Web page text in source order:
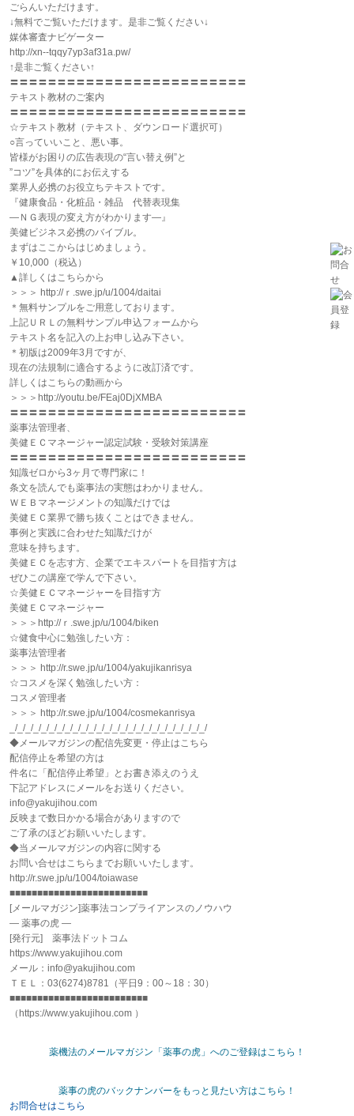
ごらんいただけます。
↓無料でご覧いただけます。是非ご覧ください↓
媒体審査ナビゲーター
http://xn--tqqy7yp3af31a.pw/
↑是非ご覧ください↑
〓〓〓〓〓〓〓〓〓〓〓〓〓〓〓〓〓〓〓〓〓〓〓〓〓
テキスト教材のご案内
〓〓〓〓〓〓〓〓〓〓〓〓〓〓〓〓〓〓〓〓〓〓〓〓〓
☆テキスト教材（テキスト、ダウンロード選択可）
○言っていいこと、悪い事。
皆様がお困りの広告表現の“言い替え例”と
”コツ”を具体的にお伝えする
業界人必携のお役立ちテキストです。
『健康食品・化粧品・雑品 代替表現集
―ＮＧ表現の変え方がわかります―』
美健ビジネス必携のバイブル。
まずはここからはじめましょう。
￥10,000（税込）
▲詳しくはこちらから
＞＞＞ http://ｒ.swe.jp/u/1004/daitai
＊無料サンプルをご用意しております。
上記ＵＲＬの無料サンプル申込フォームから
テキスト名を記入の上お申し込み下さい。
＊初版は2009年3月ですが、
現在の法規制に適合するように改訂済です。
詳しくはこちらの動画から
＞＞＞http://youtu.be/FEaj0DjXMBA
〓〓〓〓〓〓〓〓〓〓〓〓〓〓〓〓〓〓〓〓〓〓〓〓〓
薬事法管理者、
美健ＥＣマネージャー認定試験・受験対策講座
〓〓〓〓〓〓〓〓〓〓〓〓〓〓〓〓〓〓〓〓〓〓〓〓〓
知識ゼロから3ヶ月で専門家に！
条文を読んでも薬事法の実態はわかりません。
ＷＥＢマネージメントの知識だけでは
美健ＥＣ業界で勝ち抜くことはできません。
事例と実践に合わせた知識だけが
意味を持ちます。
美健ＥＣを志す方、企業でエキスパートを目指す方は
ぜひこの講座で学んで下さい。
☆美健ＥＣマネージャーを目指す方
美健ＥＣマネージャー
＞＞＞http://ｒ.swe.jp/u/1004/biken
☆健食中心に勉強したい方：
薬事法管理者
＞＞＞ http://r.swe.jp/u/1004/yakujikanrisya
☆コスメを深く勉強したい方：
コスメ管理者
＞＞＞ http://r.swe.jp/u/1004/cosmekanrisya
_/_/_/_/_/_/_/_/_/_/_/_/_/_/_/_/_/_/_/_/_/_/_/_/_/
◆メールマガジンの配信先変更・停止はこちら
配信停止を希望の方は
件名に「配信停止希望」とお書き添えのうえ
下記アドレスにメールをお送りください。
info@yakujihou.com
反映まで数日かかる場合がありますので
ご了承のほどお願いいたします。
◆当メールマガジンの内容に関する
お問い合せはこちらまでお願いいたします。
http://r.swe.jp/u/1004/toiawase
■■■■■■■■■■■■■■■■■■■■■■■■■
[メールマガジン]薬事法コンプライアンスのノウハウ
― 薬事の虎 ―
[発行元] 薬事法ドットコム
https://www.yakujihou.com
メール：info@yakujihou.com
ＴＥＬ：03(6274)8781（平日9：00～18：30）
■■■■■■■■■■■■■■■■■■■■■■■■■
（https://www.yakujihou.com ）
薬機法のメールマガジン「薬事の虎」へのご登録はこちら！
薬事の虎のバックナンバーをもっと見たい方はこちら！
お問合せはこちら